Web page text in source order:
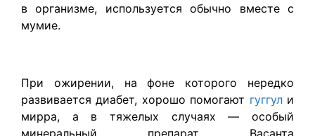
в организме, используется обычно вместе с
мумие.
При ожирении, на фоне которого нередко
развивается диабет, хорошо помогают гуггули
мирра, а в тяжелых случаях — особый
минеральный препарат Васанта